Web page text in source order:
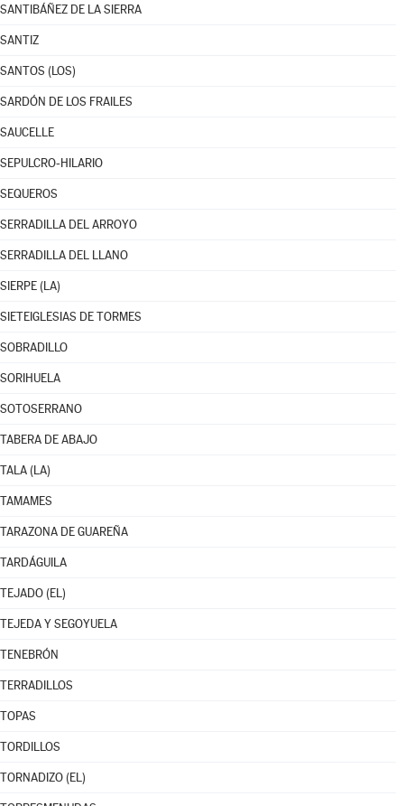
SANTIBÁÑEZ DE LA SIERRA
SANTIZ
SANTOS (LOS)
SARDÓN DE LOS FRAILES
SAUCELLE
SEPULCRO-HILARIO
SEQUEROS
SERRADILLA DEL ARROYO
SERRADILLA DEL LLANO
SIERPE (LA)
SIETEIGLESIAS DE TORMES
SOBRADILLO
SORIHUELA
SOTOSERRANO
TABERA DE ABAJO
TALA (LA)
TAMAMES
TARAZONA DE GUAREÑA
TARDÁGUILA
TEJADO (EL)
TEJEDA Y SEGOYUELA
TENEBRÓN
TERRADILLOS
TOPAS
TORDILLOS
TORNADIZO (EL)